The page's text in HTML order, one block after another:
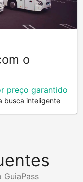
o
preço garantido
busca inteligente